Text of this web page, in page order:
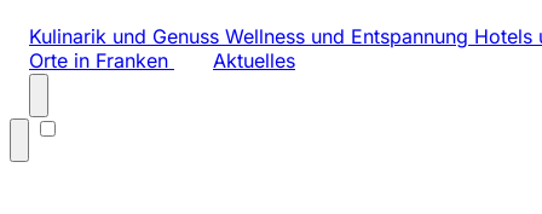
Kulinarik und Genuss Wellness und Entspannung Hotels
Orte in Franken
Aktuelles